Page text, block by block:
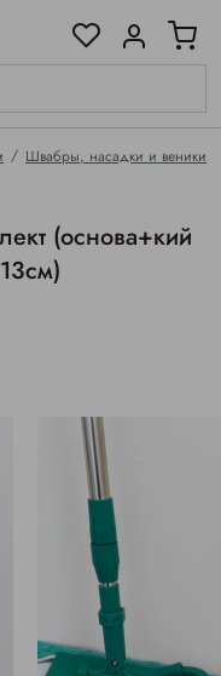
Швабры, насадки и веники
(основа+кий